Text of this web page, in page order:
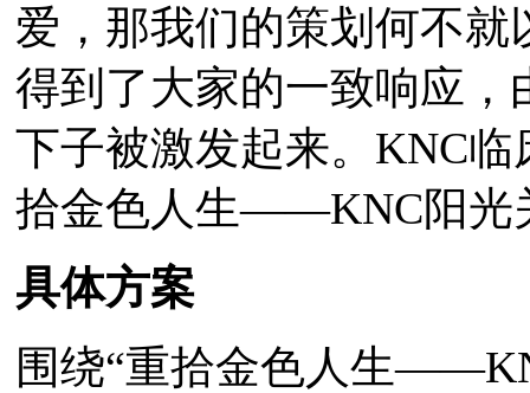
爱，那我们的策划何不
得到了大家的一致响应
下子被激发起来。KNC
拾金色人生——KNC阳光
具体方案
围绕“重拾金色人生